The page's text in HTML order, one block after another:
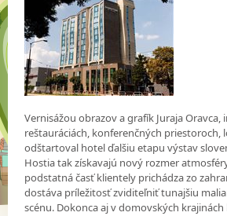
Vernisážou obrazov a grafík Juraja Oravca,
reštauráciách, konferenčných priestoroch,
odštartoval hotel ďalšiu etapu výstav
Hostia tak získavajú nový rozmer
podstatná časť klientely prichádza zo
dostáva príležitosť zviditeľniť tunajšiu
scénu. Dokonca aj v domovských